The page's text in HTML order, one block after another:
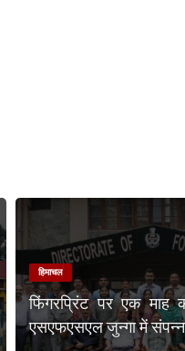
हिमाचल
फिंगरप्रिंट पर एक माह
एसएफएसएल जुन्गा में संपन्न